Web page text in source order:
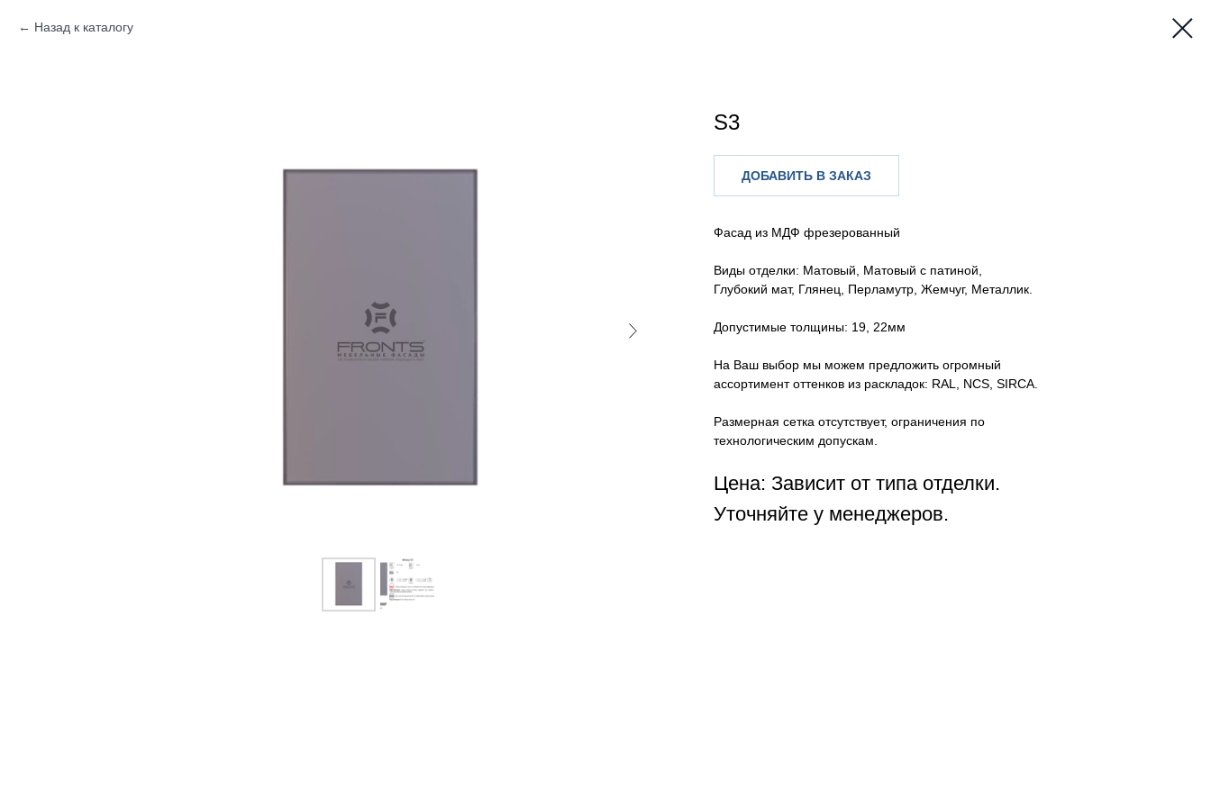
Назад к каталогу
S3
ДОБАВИТЬ В ЗАКАЗ
Фасад из МДФ фрезерованный
Виды отделки: Матовый, Матовый с патиной,
Глубокий мат, Глянец, Перламутр, Жемчуг, Металлик.
Допустимые толщины: 19, 22мм
На Ваш выбор мы можем предложить огромный
ассортимент оттенков из раскладок: RAL, NCS, SIRCA.
Размерная сетка отсутствует, ограничения по
технологическим допускам.
Цена: Зависит от типа отделки.
Уточняйте у менеджеров.